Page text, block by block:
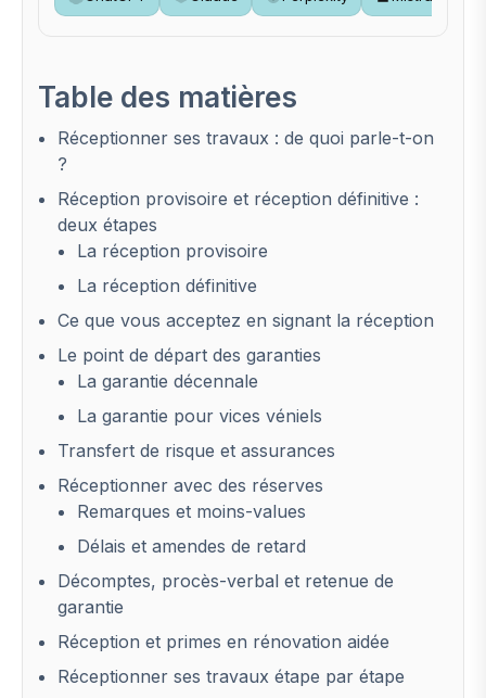
Table des matières
Réceptionner ses travaux : de quoi parle-t-on
?
Réception provisoire et réception définitive :
deux étapes
La réception provisoire
La réception définitive
Ce que vous acceptez en signant la réception
Le point de départ des garanties
La garantie décennale
La garantie pour vices véniels
Transfert de risque et assurances
Réceptionner avec des réserves
Remarques et moins-values
Délais et amendes de retard
Décomptes, procès-verbal et retenue de
garantie
Réception et primes en rénovation aidée
Réceptionner ses travaux étape par étape